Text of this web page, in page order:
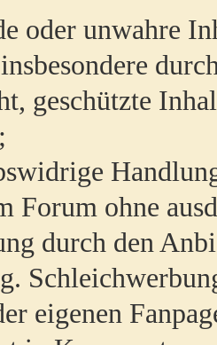
oder unwahre
geschützte
Forum ohne
durch den
eigenen